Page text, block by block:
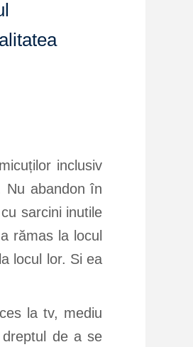
inclusiv
Nu abandon în
sarcini inutile
rămas la locul
locul lor. Si ea
la tv, mediu
de a se